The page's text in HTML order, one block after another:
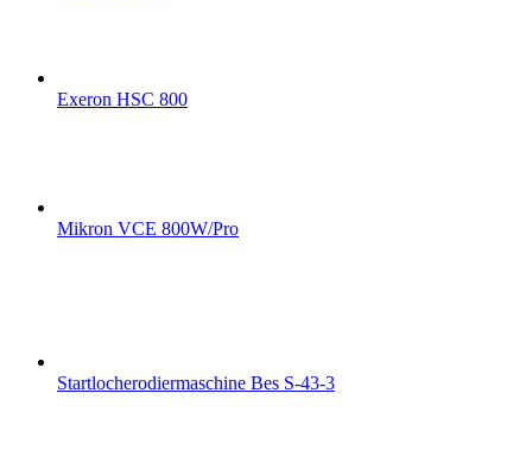
Exeron HSC 800
Mikron VCE 800W/Pro
Startlocherodiermaschine Bes S-43-3